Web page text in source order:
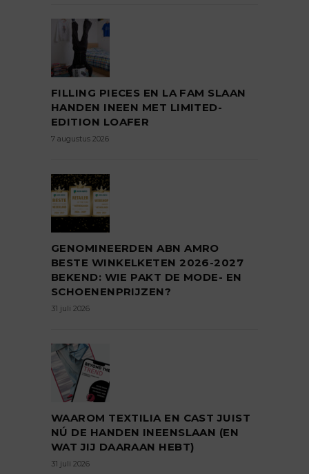
FILLING PIECES EN LA FAM SLAAN
HANDEN INEEN MET LIMITED-
EDITION LOAFER
7 augustus 2026
GENOMINEERDEN ABN AMRO
BESTE WINKELKETEN 2026-2027
BEKEND: WIE PAKT DE MODE- EN
SCHOENENPRIJZEN?
31 juli 2026
WAAROM TEXTILIA EN CAST JUIST
NÚ DE HANDEN INEENSLAAN (EN
WAT JIJ DAARAAN HEBT)
31 juli 2026